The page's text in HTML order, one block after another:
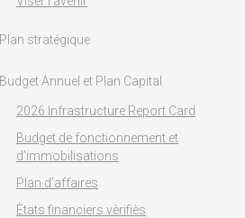
Plan stratégique
Budget Annuel et Plan Capital
2026 Infrastructure Report Card
Budget de fonctionnement et
d’immobilisations
Plan d’affaires
Ètats financiers vèrifiès